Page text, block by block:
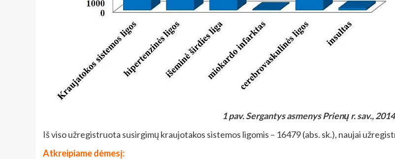
1 pav. Sergantys asmenys Prienų r. sav.,
Iš viso užregistruota susirgimų kraujotakos sistemos ligomis – 16479 (abs. sk.), naujai
Atkreipiame dėmesį: